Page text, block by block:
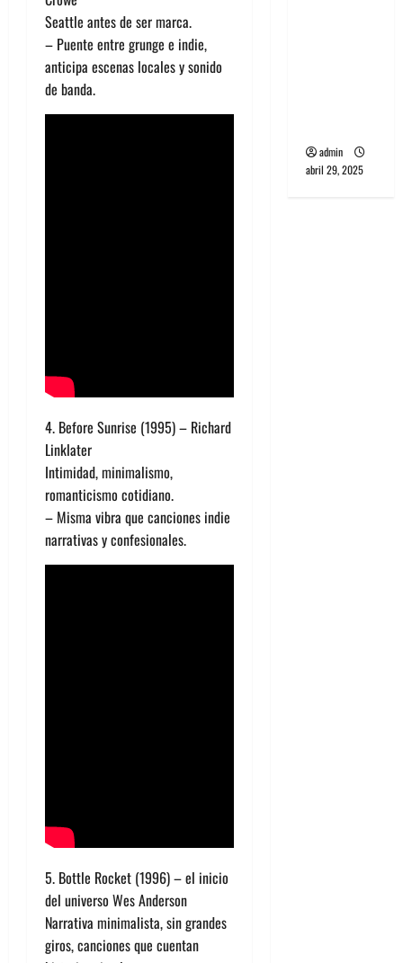
Seattle antes de ser marca.
– Puente entre grunge e indie,
anticipa escenas locales y sonido
de banda.
4. Before Sunrise (1995) – Richard
Linklater
Intimidad, minimalismo,
romanticismo cotidiano.
– Misma vibra que canciones indie
narrativas y confesionales.
5. Bottle Rocket (1996) – el inicio
del universo Wes Anderson
Narrativa minimalista, sin grandes
giros, canciones que cuentan
admin
abril 29, 2025